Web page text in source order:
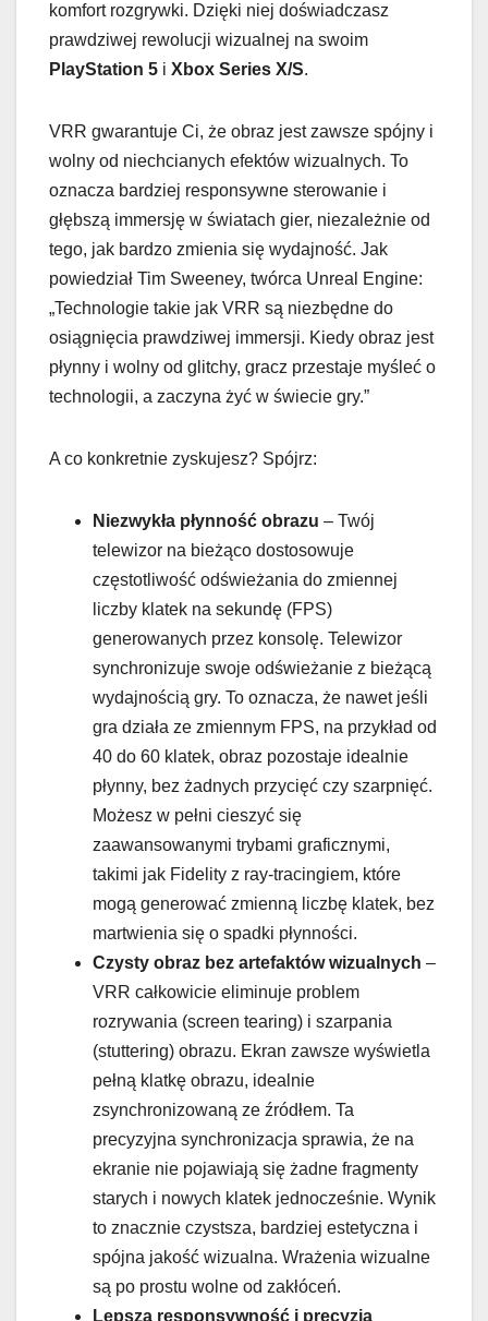
komfort rozgrywki. Dzięki niej doświadczasz
prawdziwej rewolucji wizualnej na swoim
PlayStation 5 i Xbox Series X/S.
VRR gwarantuje Ci, że obraz jest zawsze spójny i
wolny od niechcianych efektów wizualnych. To
oznacza bardziej responsywne sterowanie i
głębszą immersję w światach gier, niezależnie od
tego, jak bardzo zmienia się wydajność. Jak
powiedział Tim Sweeney, twórca Unreal Engine:
„Technologie takie jak VRR są niezbędne do
osiągnięcia prawdziwej immersji. Kiedy obraz jest
płynny i wolny od glitchy, gracz przestaje myśleć o
technologii, a zaczyna żyć w świecie gry.”
A co konkretnie zyskujesz? Spójrz:
Niezwykła płynność obrazu – Twój
telewizor na bieżąco dostosowuje
częstotliwość odświeżania do zmiennej
liczby klatek na sekundę (FPS)
generowanych przez konsolę. Telewizor
synchronizuje swoje odświeżanie z bieżącą
wydajnością gry. To oznacza, że nawet jeśli
gra działa ze zmiennym FPS, na przykład od
40 do 60 klatek, obraz pozostaje idealnie
płynny, bez żadnych przycięć czy szarpnięć.
Możesz w pełni cieszyć się
zaawansowanymi trybami graficznymi,
takimi jak Fidelity z ray-tracingiem, które
mogą generować zmienną liczbę klatek, bez
martwienia się o spadki płynności.
Czysty obraz bez artefaktów wizualnych –
VRR całkowicie eliminuje problem
rozrywania (screen tearing) i szarpania
(stuttering) obrazu. Ekran zawsze wyświetla
pełną klatkę obrazu, idealnie
zsynchronizowaną ze źródłem. Ta
precyzyjna synchronizacja sprawia, że na
ekranie nie pojawiają się żadne fragmenty
starych i nowych klatek jednocześnie. Wynik
to znacznie czystsza, bardziej estetyczna i
spójna jakość wizualna. Wrażenia wizualne
są po prostu wolne od zakłóceń.
Lepsza responsywność i precyzja